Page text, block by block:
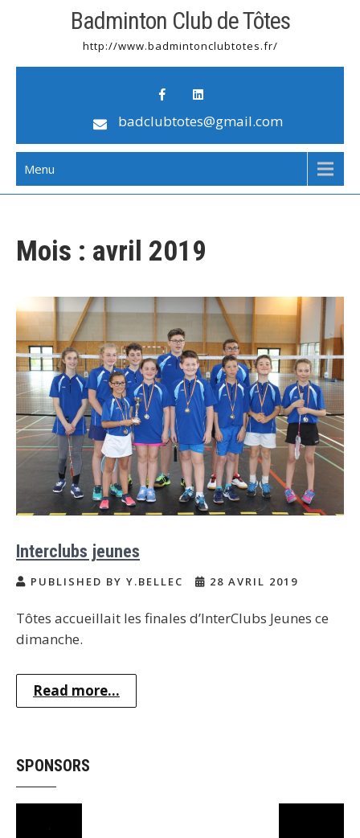
Badminton Club de Tôtes
http://www.badmintonclubtotes.fr/
badclubtotes@gmail.com
Menu
Mois : avril 2019
Interclubs jeunes
PUBLISHED BY Y.BELLEC 28 AVRIL 2019
Tôtes accueillait les finales d’InterClubs Jeunes ce
dimanche.
Read more...
SPONSORS